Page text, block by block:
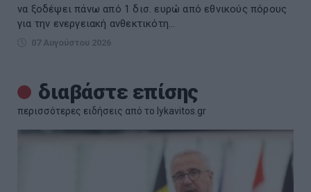
να ξοδέψει πάνω από 1 δισ. ευρώ από εθνικούς πόρους
για την ενεργειακή ανθεκτικότη...
07 Αυγούστου 2026
διαβάστε επίσης
περισσότερες ειδήσεις από το lykavitos.gr